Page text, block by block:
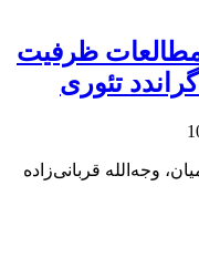
ظرفیت
تئوری
وجه‌الله قربانی‌زاده